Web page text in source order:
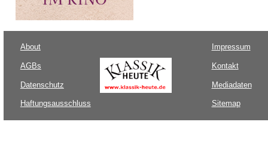
About
AGBs
Datenschutz
Haftungsausschluss
Impressum
Kontakt
Mediadaten
Sitemap